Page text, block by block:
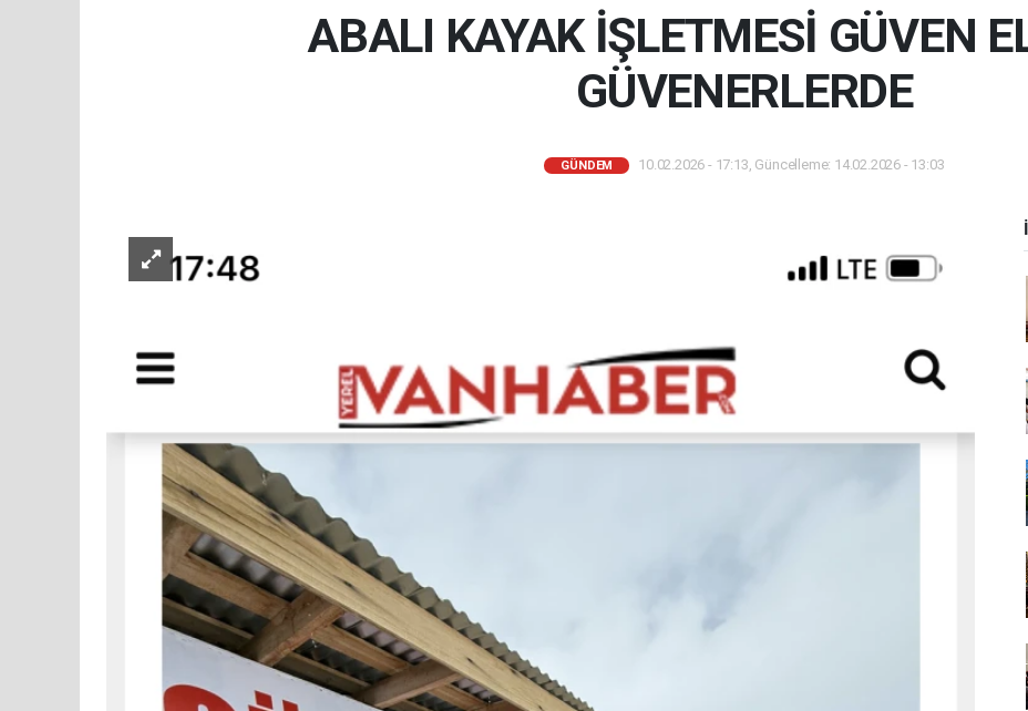
ABALI KAYAK İŞLETMESİ GÜVEN
GÜVENERLERDE
GÜNDEM 10.02.2026 - 17:13, Güncelleme: 14.02.2026 - 13:03